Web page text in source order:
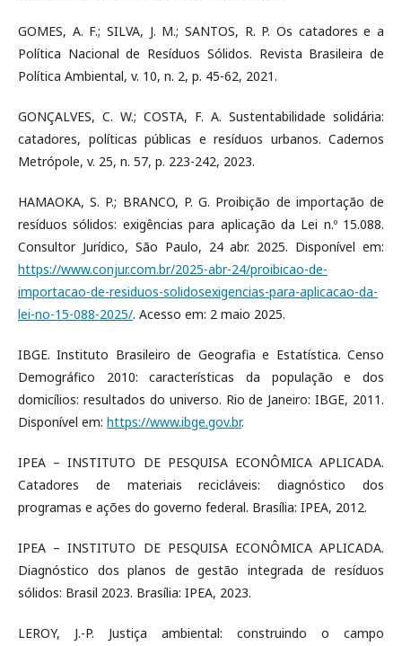
GOMES, A. F.; SILVA, J. M.; SANTOS, R. P. Os catadores e a
Política Nacional de Resíduos Sólidos. Revista Brasileira de
Política Ambiental, v. 10, n. 2, p. 45-62, 2021.
GONÇALVES, C. W.; COSTA, F. A. Sustentabilidade solidária:
catadores, políticas públicas e resíduos urbanos. Cadernos
Metrópole, v. 25, n. 57, p. 223-242, 2023.
HAMAOKA, S. P.; BRANCO, P. G. Proibição de importação de
resíduos sólidos: exigências para aplicação da Lei n.º 15.088.
Consultor Jurídico, São Paulo, 24 abr. 2025. Disponível em:
https://www.conjur.com.br/2025-abr-24/proibicao-de-
importacao-de-residuos-solidosexigencias-para-aplicacao-da-
lei-no-15-088-2025/. Acesso em: 2 maio 2025.
IBGE. Instituto Brasileiro de Geografia e Estatística. Censo
Demográfico 2010: características da população e dos
domicílios: resultados do universo. Rio de Janeiro: IBGE, 2011.
Disponível em: https://www.ibge.gov.br.
IPEA – INSTITUTO DE PESQUISA ECONÔMICA APLICADA.
Catadores de materiais recicláveis: diagnóstico dos
programas e ações do governo federal. Brasília: IPEA, 2012.
IPEA – INSTITUTO DE PESQUISA ECONÔMICA APLICADA.
Diagnóstico dos planos de gestão integrada de resíduos
sólidos: Brasil 2023. Brasília: IPEA, 2023.
LEROY, J.-P. Justiça ambiental: construindo o campo